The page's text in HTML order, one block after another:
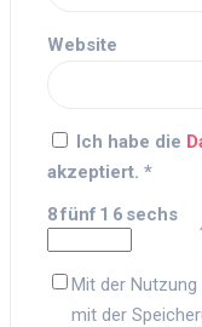
Website
Ich habe die
akzeptiert. *
8fünf 1 6 sechs
Mit der
mit der